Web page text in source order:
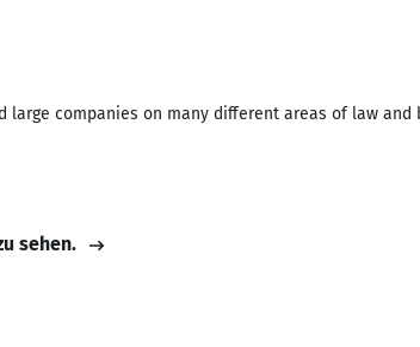
large companies on many different areas of law and
sehen.